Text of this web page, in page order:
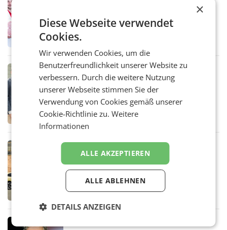
Penny modernisiert zwei Filialen in
Ober- und Niederösterreich
WIENER NEUDORF. – Im Rahmen einer
laufenden Modernisierungsoffensive
erneuert Penny zwei Filialen in Nieder- und
Oberösterreich. Die beiden Standorte liegen
in Haag sowie im rund
RETAIL
Alles bereit für den Wechsel: Jürgen
Albrecht setzt ab 1.1.2027 auf Adeg
WIENER NEUDORF. – Die geplante
Zusammenarbeit zwischen Adeg und dem
Vorarlberger Kaufmann Jürgen Albrecht ist
kartellrechtlich freigegeben: Die
Bundeskartellanwalt
Rekordergebnis im Juli: Leapmotor
verdoppelt Auslieferungen und
überschreitet die 100.000er-Marke
– Im Juli 2026 erreichte Leapmotor einen
wichtigen Meilenstein und lieferte weltweit
Ergebnis gegenüber Juli 2025 mehr als
×
Diese Webseite verwendet
Cookies.
Wir verwenden Cookies, um die
Benutzerfreundlichkeit unserer Website zu
verbessern. Durch die weitere Nutzung
unserer Webseite stimmen Sie der
Verwendung von Cookies gemäß unserer
Cookie-Richtlinie zu.Weitere
Informationen
ALLE AKZEPTIEREN
ALLE ABLEHNEN
DETAILS ANZEIGEN